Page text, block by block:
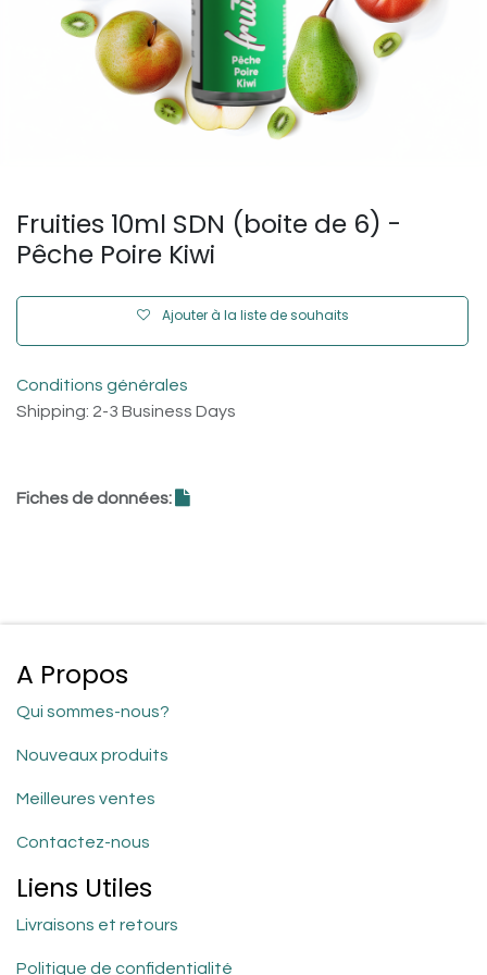
Fruities 10ml SDN (boite de 6) -
Pêche Poire Kiwi
Ajouter à la liste de souhaits
Conditions générales
Shipping: 2-3 Business Days
Fiches de données:
A Propos
Qui sommes-nous?
Nouveaux produits
Meilleures ventes
Contactez-nous
Liens Utiles
Livraisons et retours
Politique de confidentialité